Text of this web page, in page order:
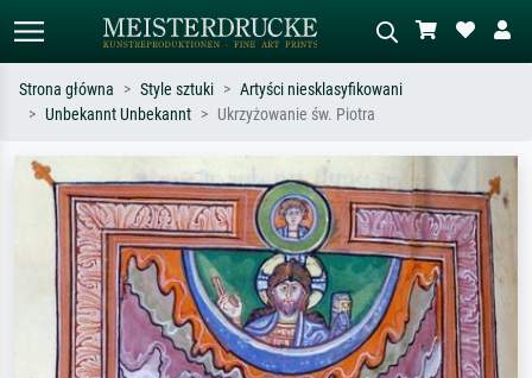
Szukaj wg artysty, tytułu lub stylu – np.
Monet, Gwiaździsta noc,
impresjonizm, fala Hokusaia, akt.
Opisz scenę – np. zielona łąka,
abstrakcja z czerwienią, ciemny olej,
stojący akt obok drzewa.
Strona główna Style sztuki
Artyści niesklasyfikowani
Unbekannt Unbekannt
Ukrzyżowanie św. Piotra